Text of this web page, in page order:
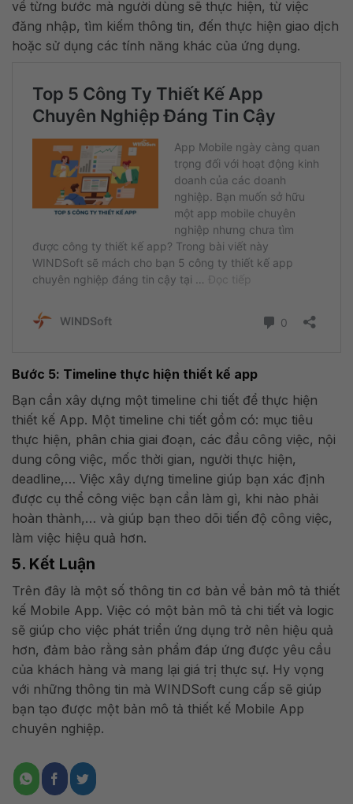
về từng bước mà người dùng sẽ thực hiện, từ việc
đăng nhập, tìm kiếm thông tin, đến thực hiện giao dịch
hoặc sử dụng các tính năng khác của ứng dụng.
Bước 5: Timeline thực hiện thiết kế app
Bạn cần xây dựng một timeline chi tiết để thực hiện
thiết kế App. Một timeline chi tiết gồm có: mục tiêu
thực hiện, phân chia giai đoạn, các đầu công việc, nội
dung công việc, mốc thời gian, người thực hiện,
deadline,… Việc xây dựng timeline giúp bạn xác định
được cụ thể công việc bạn cần làm gì, khi nào phải
hoàn thành,… và giúp bạn theo dõi tiến độ công việc,
làm việc hiệu quả hơn.
5. Kết Luận
Trên đây là một số thông tin cơ bản về bản mô tả thiết
kế Mobile App. Việc có một bản mô tả chi tiết và logic
sẽ giúp cho việc phát triển ứng dụng trở nên hiệu quả
hơn, đảm bảo rằng sản phẩm đáp ứng được yêu cầu
của khách hàng và mang lại giá trị thực sự. Hy vọng
với những thông tin mà WINDSoft cung cấp sẽ giúp
bạn tạo được một bản mô tả thiết kế Mobile App
chuyên nghiệp.